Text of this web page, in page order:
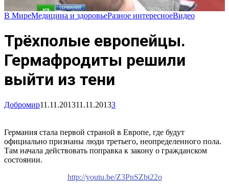
В МиреМедицина и здоровьеРазное интересноеВидео
Трёхполые европейцы.
Гермафродиты решили
выйти из тени
Добромир11.11.201311.11.20133
Германия стала первой страной в Европе, где будут
официально признаны люди третьего, неопределенного пола.
Там начала действовать поправка к закону о гражданском
состоянии.
http://youtu.be/Z3PnSZbt22o